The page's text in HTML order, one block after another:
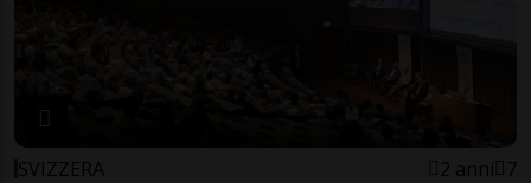
SVIZZERA 2 anni 7